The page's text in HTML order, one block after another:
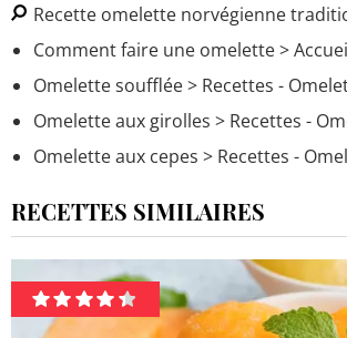
Recette omelette norvégienne
Comment faire une omelette>
Omelette soufflée> Recettes -
Omelette aux girolles > Recettes -
Omelette aux cepes > Recettes -
RECETTES SIMILAIRES